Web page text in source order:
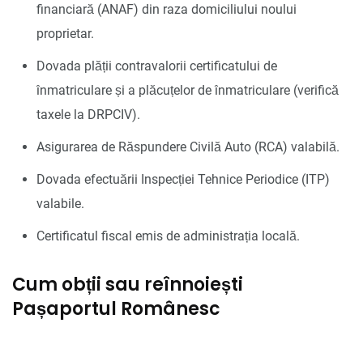
financiară (ANAF) din raza domiciliului noului
proprietar.
Dovada plății contravalorii certificatului de
înmatriculare și a plăcuțelor de înmatriculare (verifică
taxele la DRPCIV).
Asigurarea de Răspundere Civilă Auto (RCA) valabilă.
Dovada efectuării Inspecției Tehnice Periodice (ITP)
valabile.
Certificatul fiscal emis de administrația locală.
Cum obții sau reînnoiești
Pașaportul Românesc